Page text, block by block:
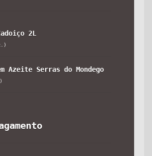
2L
Azeite Serras do Mondego